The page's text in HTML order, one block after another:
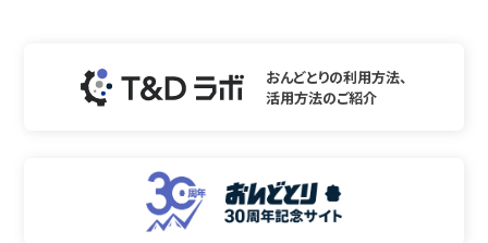
2. RTR500BM for Windowsは無償でご利用いただけます。ま
た、友人 ・お知り合い等、あるいは企業内・企業間であっても営
利を目的しない間柄での再配布は原則として自由です。ただ
いては下記 3項に従ってください。
3. 転載および雑誌・商品などに添付して再配布する場合には、
おんどとりの利用方法、
活用方法のご紹介